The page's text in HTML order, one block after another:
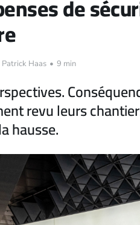
de
Patrick Haas • 9 min
revu leurs
hausse.